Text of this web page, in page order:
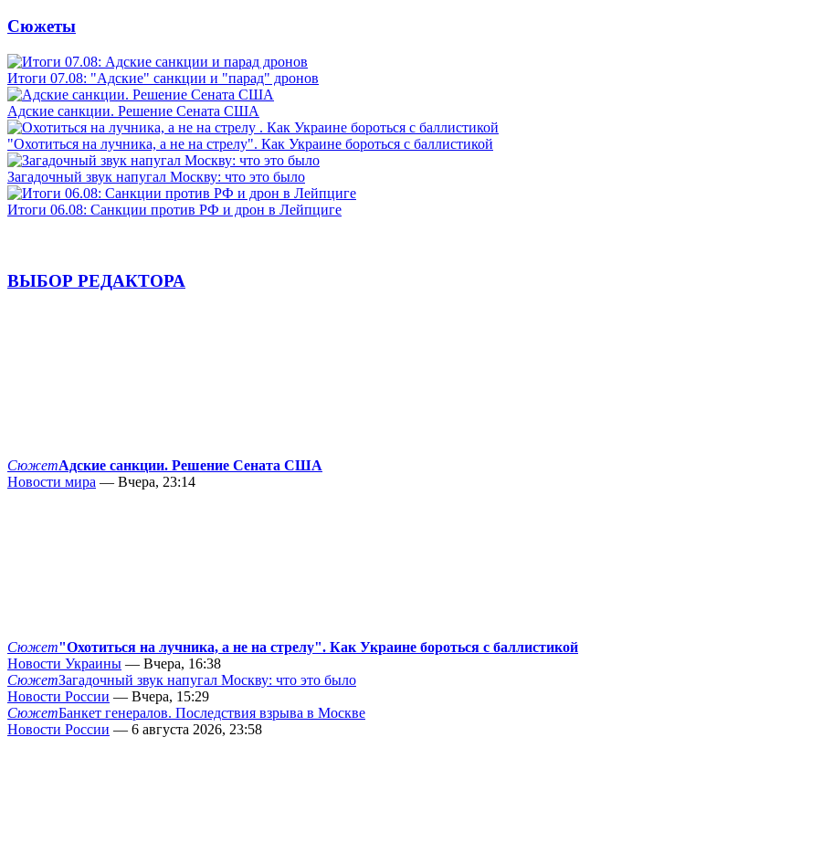
Сюжеты
Итоги 07.08: "Адские" санкции и "парад" дронов
Адские санкции. Решение Сената США
"Охотиться на лучника, а не на стрелу". Как Украине бороться с баллистикой
Загадочный звук напугал Москву: что это было
Итоги 06.08: Санкции против РФ и дрон в Лейпциге
ВЫБОР РЕДАКТОРА
СюжетАдские санкции. Решение Сената США
Новости мира — Вчера, 23:14
Сюжет"Охотиться на лучника, а не на стрелу". Как Украине бороться с баллистикой
Новости Украины — Вчера, 16:38
СюжетЗагадочный звук напугал Москву: что это было
Новости России — Вчера, 15:29
СюжетБанкет генералов. Последствия взрыва в Москве
Новости России — 6 августа 2026, 23:58